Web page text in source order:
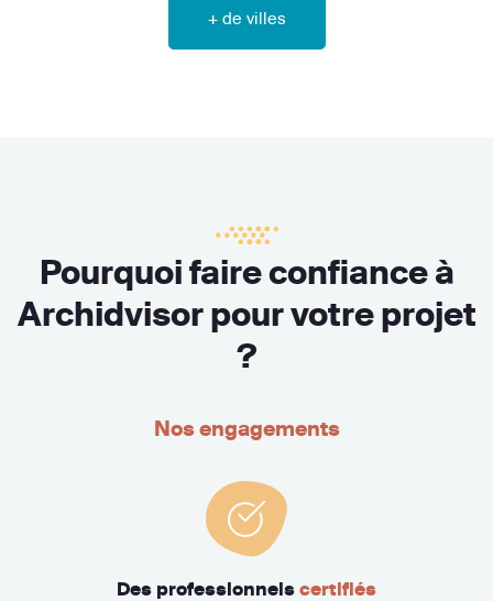
+ de villes
Pourquoi faire confiance à
Archidvisor pour votre projet
?
Nos engagements
Des professionnels certifiés